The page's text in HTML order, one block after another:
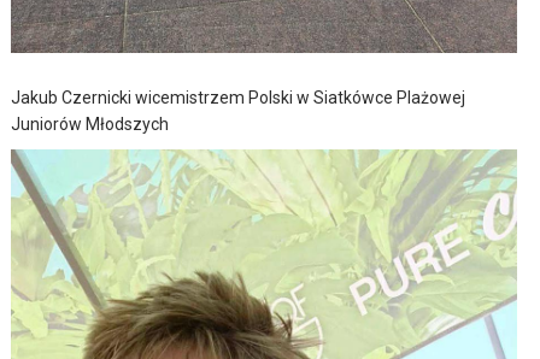
Jakub Czernicki wicemistrzem Polski w Siatkówce Plażowej
Juniorów Młodszych